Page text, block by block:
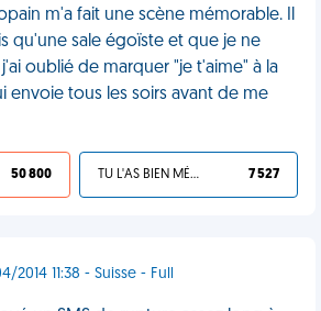
m'a fait une scène mémorable. Il
qu'une sale égoïste et que je ne
j'ai oublié de marquer "je t'aime" à la
envoie tous les soirs avant de me
50 800 TU L'AS BIEN MÉRITÉ 7 527
2014 11:38 - Suisse - Full